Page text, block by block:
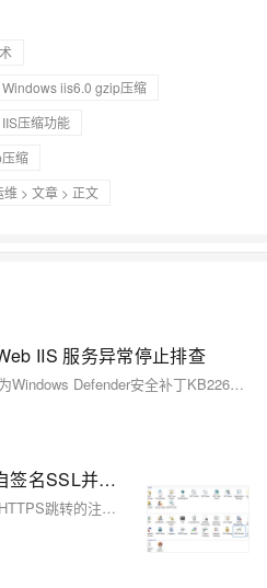
Windows iis6.0 gzip压缩
IIS压缩功能
缩
维 > 文章 > 正文
IIS 服务异常停止排查
某日凌晨IIS服务异常停止，经查为Windows Defender安全补丁KB2267602触发引擎更新，导致系统资源波动，进而引发应用池回收。确认非人为操作，系统无重启。通过分析日志与监控，定位原因为Defender更新后扫描加重负载。解决方案：将IIS及.NET相关路径添加至Defender排除列表，避免业务影响。
Windows IIS 10如何配置自签名SSL并实现自动跳转
本文记录了IIS配置自签名证书及HTTPS跳转的注意事项。包括解决443端口占用问题、URL Rewrite插件安装与配置、web.config修改方法，以及避免因旧教程导致的配置错误。